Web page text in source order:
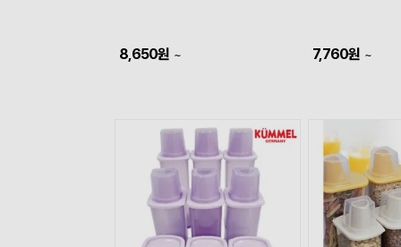
8,650원 ~ 7,760원 ~